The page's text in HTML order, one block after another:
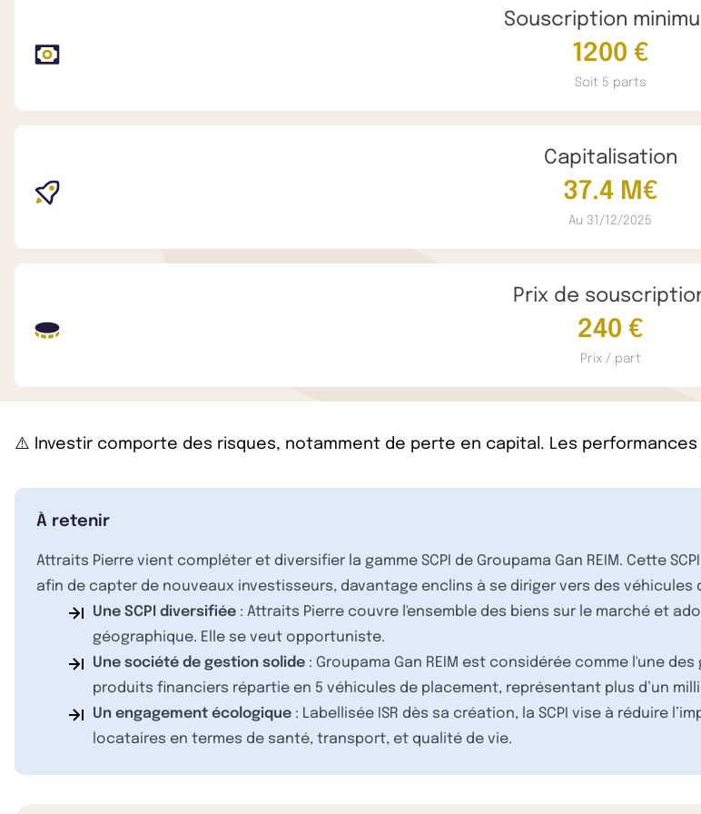
Souscription
1200 €
Soit 5 parts
Capitalisation
37.4 M€
Au 31/12/2025
Prix de
240 €
Prix / part
⚠️ Investir comporte des risques, notamment de perte en capital. Les
À retenir
Attraits Pierre vient compléter et diversifier la gamme SCPI de Groupama Gan REIM. Cette
afin de capter de nouveaux investisseurs, davantage enclins à se diriger vers des
Une SCPI diversifiée : Attraits Pierre couvre l'ensemble des biens sur le marché et
géographique. Elle se veut opportuniste.
Une société de gestion solide : Groupama Gan REIM est considérée comme l'une
produits financiers répartie en 5 véhicules de placement, représentant plus d’un
Un engagement écologique : Labellisée ISR dès sa création, la SCPI vise à réduire
locataires en termes de santé, transport, et qualité de vie.